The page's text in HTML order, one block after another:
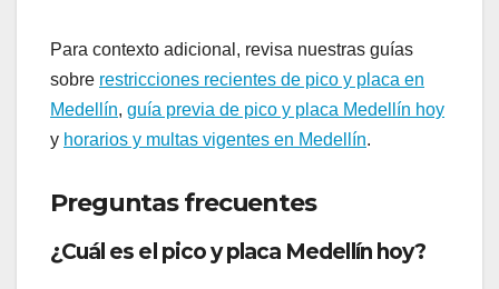
Para contexto adicional, revisa nuestras guías
sobre restricciones recientes de pico y placa en
Medellín, guía previa de pico y placa Medellín hoy
y horarios y multas vigentes en Medellín.
Preguntas frecuentes
¿Cuál es el pico y placa Medellín hoy?